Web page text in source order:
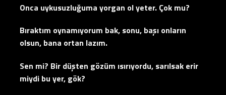
Onca uykusuzluğuma yorgan ol yeter. Çok mu?
Bıraktım oynamıyorum bak, sonu, başı onların
olsun, bana ortan lazım.
Sen mi? Bir düşten gözüm ısırıyordu, sarılsak erir
miydi bu yer, gök?